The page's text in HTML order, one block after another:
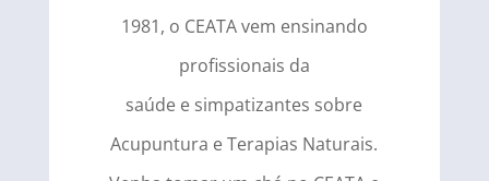
1981, o CEATA vem ensinando
profissionais da
saúde e simpatizantes sobre
Acupuntura e Terapias Naturais.